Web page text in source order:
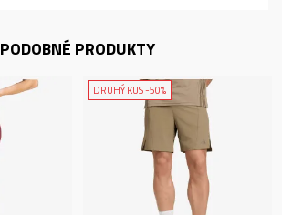
PODOBNÉ PRODUKTY
DRUHÝ KUS -50%